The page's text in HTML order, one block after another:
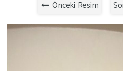
Önceki Resim